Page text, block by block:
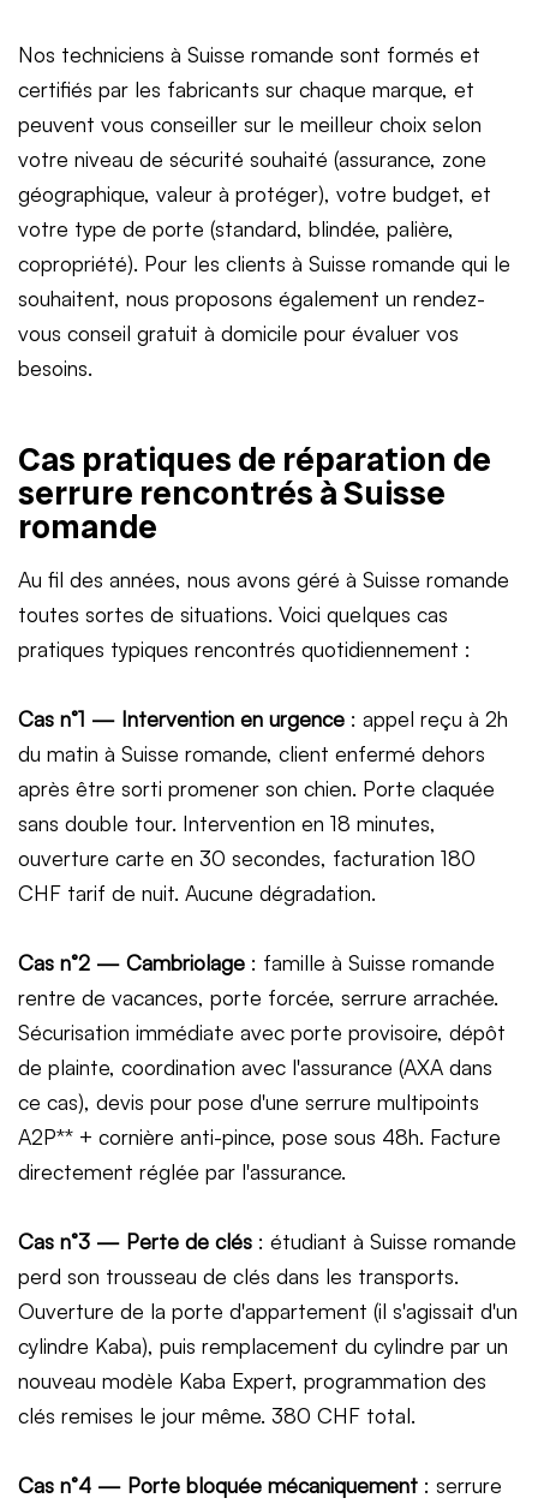
Nos techniciens à Suisse romande sont formés et
certifiés par les fabricants sur chaque marque, et
peuvent vous conseiller sur le meilleur choix selon
votre niveau de sécurité souhaité (assurance, zone
géographique, valeur à protéger), votre budget, et
votre type de porte (standard, blindée, palière,
copropriété). Pour les clients à Suisse romande qui le
souhaitent, nous proposons également un rendez-
vous conseil gratuit à domicile pour évaluer vos
besoins.
Cas pratiques de réparation de
serrure rencontrés à Suisse
romande
Au fil des années, nous avons géré à Suisse romande
toutes sortes de situations. Voici quelques cas
pratiques typiques rencontrés quotidiennement :
Cas n°1 — Intervention en urgence : appel reçu à 2h
du matin à Suisse romande, client enfermé dehors
après être sorti promener son chien. Porte claquée
sans double tour. Intervention en 18 minutes,
ouverture carte en 30 secondes, facturation 180
CHF tarif de nuit. Aucune dégradation.
Cas n°2 — Cambriolage : famille à Suisse romande
rentre de vacances, porte forcée, serrure arrachée.
Sécurisation immédiate avec porte provisoire, dépôt
de plainte, coordination avec l'assurance (AXA dans
ce cas), devis pour pose d'une serrure multipoints
A2P** + cornière anti-pince, pose sous 48h. Facture
directement réglée par l'assurance.
Cas n°3 — Perte de clés : étudiant à Suisse romande
perd son trousseau de clés dans les transports.
Ouverture de la porte d'appartement (il s'agissait d'un
cylindre Kaba), puis remplacement du cylindre par un
nouveau modèle Kaba Expert, programmation des
clés remises le jour même. 380 CHF total.
Cas n°4 — Porte bloquée mécaniquement : serrure